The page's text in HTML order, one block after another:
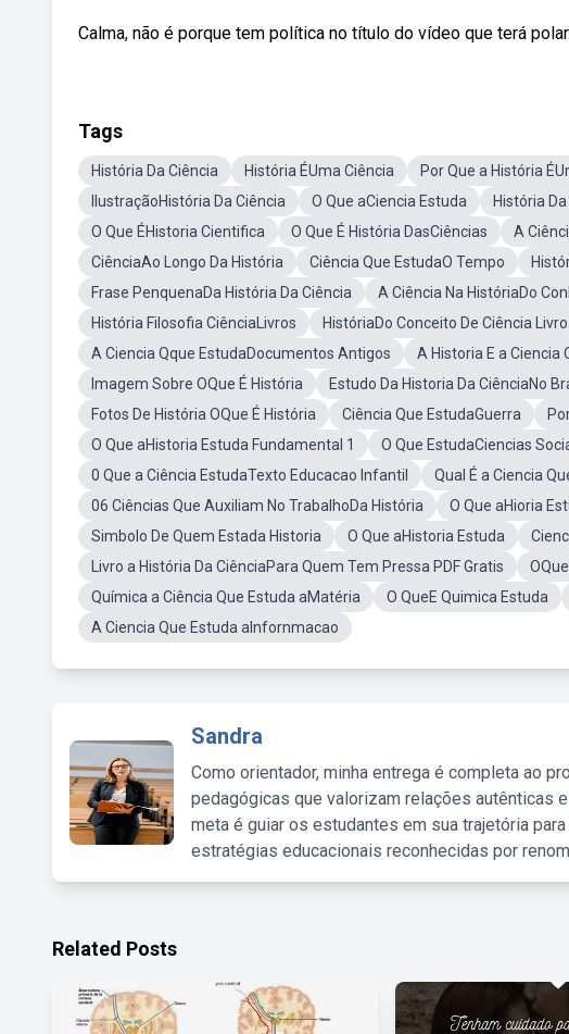
Calma, não é porque tem política no título do vídeo que terá
Tags
História Da Ciência História ÉUma Ciência Por Que a História
IlustraçãoHistória Da Ciência
O Que aCiencia Estuda História
O Que ÉHistoria Cientifica
O Que É História DasCiências A
CiênciaAo Longo Da História
Ciência Que EstudaO Tempo
Frase PenquenaDa História Da Ciência
A Ciência Na HistóriaDo
História Filosofia CiênciaLivros
HistóriaDo Conceito De Ciência Livro
A Ciencia Qque EstudaDocumentos Antigos
A Historia E a Ciencia
Imagem Sobre OQue É História
Estudo Da Historia Da CiênciaNo
Fotos De História OQue É História
Ciência Que EstudaGuerra
O Que aHistoria Estuda Fundamental 1
O Que EstudaCiencias
0 Que a Ciência EstudaTexto Educacao Infantil
Qual É a Ciencia
06 Ciências Que Auxiliam No TrabalhoDa História
O Que aHioria
Simbolo De Quem Estada Historia
O Que aHistoria Estuda
Livro a História Da CiênciaPara Quem Tem Pressa PDF Gratis
Química a Ciência Que Estuda aMatéria
O QueE Quimica Estuda
A Ciencia Que Estuda aInfornmacao
Sandra
Como orientador, minha entrega é completa ao
pedagógicas que valorizam relações autênticas
meta é guiar os estudantes em sua trajetória
estratégias educacionais reconhecidas por
Related Posts